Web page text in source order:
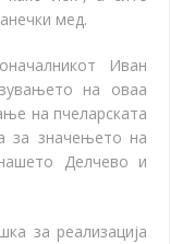
мед.
Иван
на оваа
на пчеларската
за значењето на
Делчево и
за реализација